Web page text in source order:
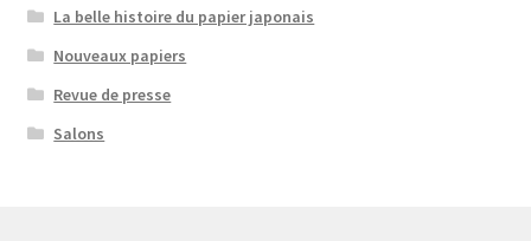
La belle histoire du papier japonais
Nouveaux papiers
Revue de presse
Salons